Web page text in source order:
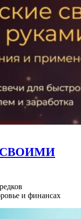
и финансах